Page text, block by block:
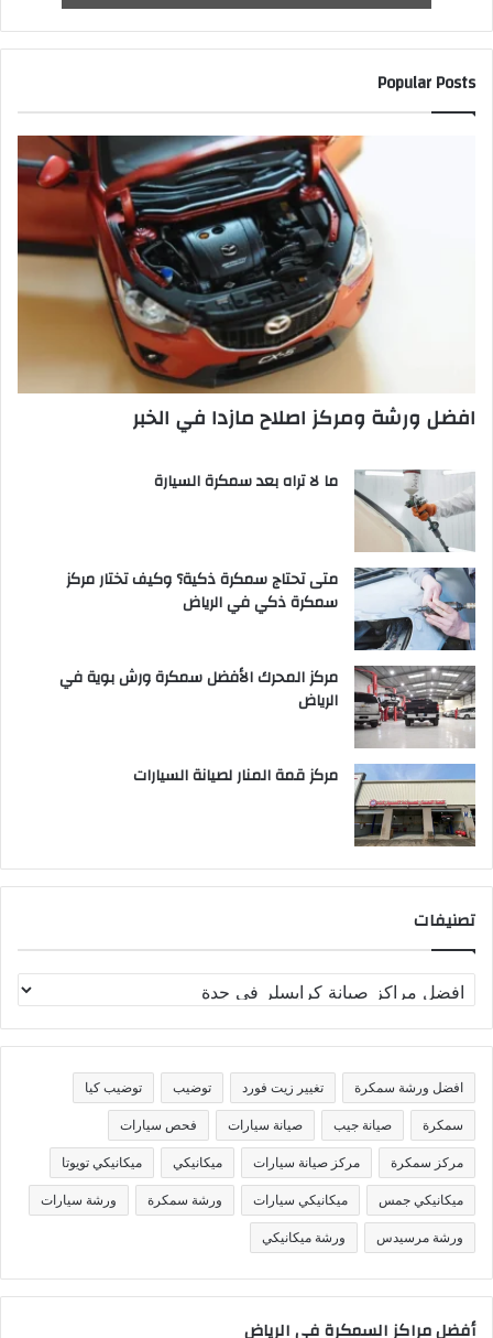
Popular Posts
افضل ورشة ومركز اصلاح مازدا في الخبر
ما لا تراه بعد سمكرة السيارة
متى تحتاج سمكرة ذكية؟ وكيف تختار مركز
سمكرة ذكي في الرياض
مركز المحرك الأفضل سمكرة ورش بوية في
الرياض
مركز قمة المنار لصيانة السيارات
تصنيفات
ص
ن
ف
ا
افضل ورشة سمكرة تغيير زيت فورد توضيب توضيب كيا
سمكرة صيانة جيب صيانة سيارات فحص سيارات
مركز سمكرة مركز صيانة سيارات ميكانيكي ميكانيكي تويوتا
ميكانيكي جمس ميكانيكي سيارات ورشة سمكرة ورشة سيارات
ورشة مرسيدس ورشة ميكانيكي
أفضل مراكز السمكرة في الرياض